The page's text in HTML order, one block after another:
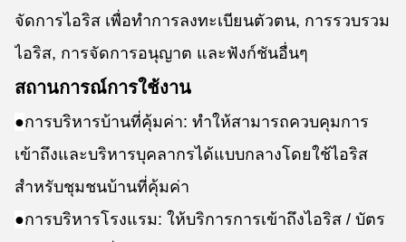
จัดการไอริส เพื่อทําการลงทะเบียนตัวตน, การรวบรวม
ไอริส, การจัดการอนุญาต และฟังก์ชันอื่นๆ
สถานการณ์การใช้งาน
●การบริหารบ้านที่คุ้มค่า: ทําให้สามารถควบคุมการ
เข้าถึงและบริหารบุคลากรได้แบบกลางโดยใช้ไอริส
สําหรับชุมชนบ้านที่คุ้มค่า
●การบริหารโรงแรม: ให้บริการการเข้าถึงไอริส / บัตร